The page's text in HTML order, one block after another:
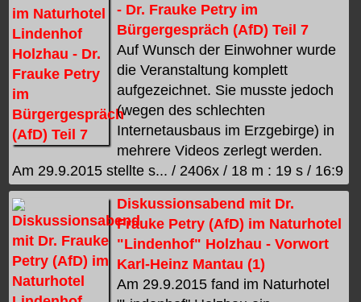
- Dr. Frauke Petry im
Bürgergespräch (AfD) Teil 7
Auf Wunsch der Einwohner wurde
die Veranstaltung komplett
aufgezeichnet. Sie musste jedoch
(wegen des schlechten
Internetausbaus im Erzgebirge) in
mehrere Videos zerlegt werden.
Am 29.9.2015 stellte s... / 2406x / 18 m : 19 s / 16:9
Diskussionsabend mit Dr.
Frauke Petry (AfD) im Naturhotel
"Lindenhof" Holzhau - Vorwort
Karl-Heinz Mantau (1)
Am 29.9.2015 fand im Naturhotel